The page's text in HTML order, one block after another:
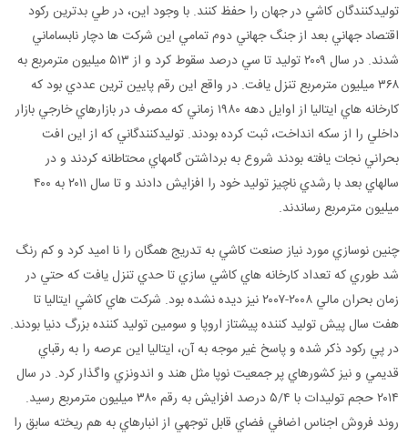
توليدکنندگان کاشي در جهان را حفظ کنند. با وجود اين، در طي بدترين رکود
اقتصاد جهاني بعد از جنگ جهاني دوم تمامي اين شرکت ها دچار نابساماني
شدند. در سال ۲۰۰۹ توليد تا سي درصد سقوط کرد و از ۵۱۳ ميليون مترمربع به
۳۶۸ ميليون مترمربع تنزل يافت. در واقع اين رقم پايين ترين عددي بود که
کارخانه هاي ايتاليا از اوايل دهه ۱۹۸۰ زماني که مصرف در بازارهاي خارجي بازار
داخلي را از سکه انداخت، ثبت کرده بودند. توليدکنندگاني که از اين افت
بحراني نجات يافته بودند شروع به برداشتن گامهاي محتاطانه کردند و در
سالهاي بعد با رشدي ناچيز توليد خود را افزايش دادند و تا سال ۲۰۱۱ به ۴۰۰
ميليون مترمربع رساندند.
چنين نوسازي مورد نياز صنعت کاشي به تدريج همگان را نا اميد کرد و کم رنگ
شد طوري که تعداد کارخانه هاي کاشي سازي تا حدي تنزل يافت که حتي در
زمان بحران مالي ۲۰۰۸-۲۰۰۷ نيز ديده نشده بود. شرکت هاي کاشي ايتاليا تا
هفت سال پيش توليد کننده پيشتاز اروپا و سومين توليد کننده بزرگ دنيا بودند.
در پي رکود ذکر شده و پاسخ غير موجه به آن، ايتاليا اين عرصه را به رقباي
قديمي و نيز کشورهاي پر جمعيت نوپا مثل هند و اندونزي واگذار کرد. در سال
۲۰۱۴ حجم توليدات با ۵/۴ درصد افزايش به رقم ۳۸۰ ميليون مترمربع رسيد.
روند فروش اجناس اضافي فضاي قابل توجهي از انبارهاي به هم ريخته سابق را